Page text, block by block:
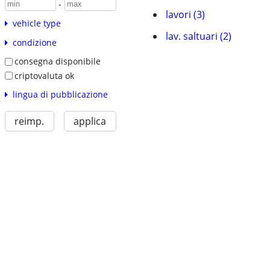
-
vehicle type
condizione
consegna disponibile
criptovaluta ok
lingua di pubblicazione
reimp. applica
lavori (3)
lav. saltuari (2)